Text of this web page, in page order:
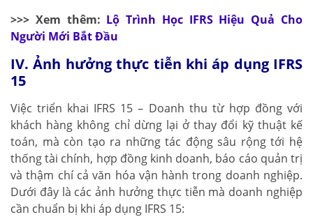
>>> Xem thêm: Lộ Trình Học IFRS Hiệu Quả Cho
Người Mới Bắt Đầu
IV. Ảnh hưởng thực tiễn khi áp dụng IFRS
15
Việc triển khai IFRS 15 – Doanh thu từ hợp đồng với
khách hàng không chỉ dừng lại ở thay đổi kỹ thuật kế
toán, mà còn tạo ra những tác động sâu rộng tới hệ
thống tài chính, hợp đồng kinh doanh, báo cáo quản trị
và thậm chí cả văn hóa vận hành trong doanh nghiệp.
Dưới đây là các ảnh hưởng thực tiễn mà doanh nghiệp
cần chuẩn bị khi áp dụng IFRS 15: